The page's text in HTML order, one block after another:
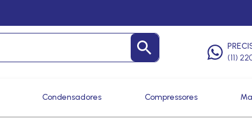
(11)
Condensadores Compressores